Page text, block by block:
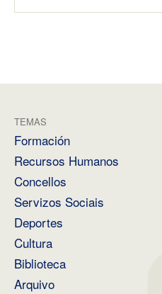
TEMAS
Formación
Recursos Humanos
Concellos
Servizos Sociais
Deportes
Cultura
Biblioteca
Arquivo